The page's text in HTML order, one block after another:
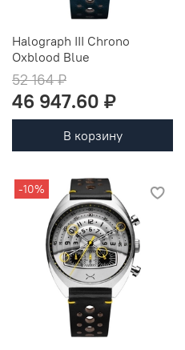
Halograph III Chrono
Oxblood Blue
52 164 ₽
46 947.60 ₽
В корзину
-10%